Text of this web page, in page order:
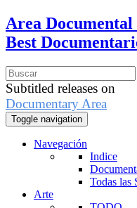
Area Documental
Best
Subtitled releases on
Documentary Area
Toggle navigation
Navegación
Indice
Todas las
Arte